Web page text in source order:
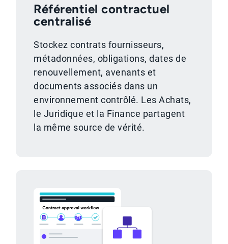
Référentiel contractuel
centralisé
Stockez contrats fournisseurs,
métadonnées, obligations, dates de
renouvellement, avenants et
documents associés dans un
environnement contrôlé. Les Achats,
le Juridique et la Finance partagent
la même source de vérité.